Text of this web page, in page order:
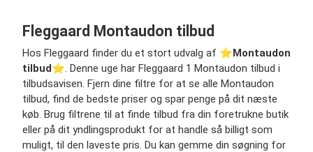
Fleggaard Montaudon tilbud
Hos Fleggaard finder du et stort udvalg af ⭐️Montaudon
tilbud⭐️. Denne uge har Fleggaard 1 Montaudon tilbud i
tilbudsavisen. Fjern dine filtre for at se alle Montaudon
tilbud, find de bedste priser og spar penge på dit næste
køb. Brug filtrene til at finde tilbud fra din foretrukne butik
eller på dit yndlingsprodukt for at handle så billigt som
muligt, til den laveste pris. Du kan gemme din søgning for